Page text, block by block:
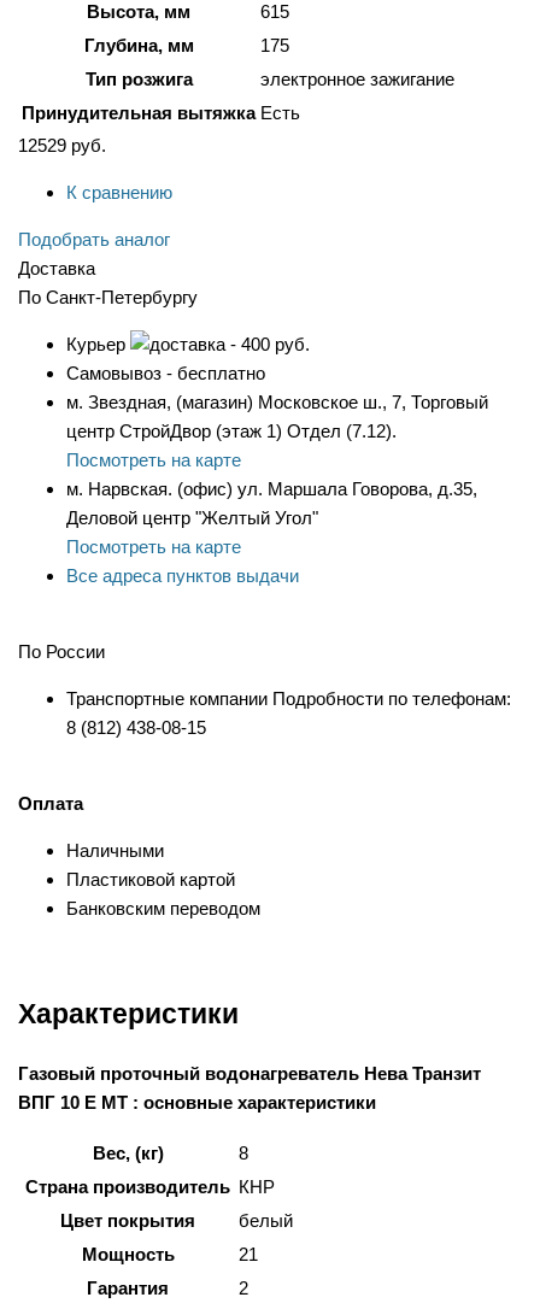
Высота, мм
615
Глубина, мм
175
Тип розжига
электронное зажигание
Принудительная вытяжка Есть
12529 руб.
К сравнению
Подобрать аналог
Доставка
По Санкт-Петербургу
Курьер
- 400 руб.
Самовывоз - бесплатно
м. Звездная, (магазин) Московское ш., 7, Торговый
центр СтройДвор (этаж 1) Отдел (7.12).
Посмотреть на карте
м. Нарвская. (офис) ул. Маршала Говорова, д.35,
Деловой центр "Желтый Угол"
Посмотреть на карте
Все адреса пунктов выдачи
По России
Транспортные компании Подробности по телефонам:
8 (812) 438-08-15
Оплата
Наличными
Пластиковой картой
Банковским переводом
Характеристики
Газовый проточный водонагреватель Нева Транзит
ВПГ 10 Е МТ : основные характеристики
Вес, (кг)
8
Страна производитель КНР
Цвет покрытия
белый
Мощность
21
Гарантия
2